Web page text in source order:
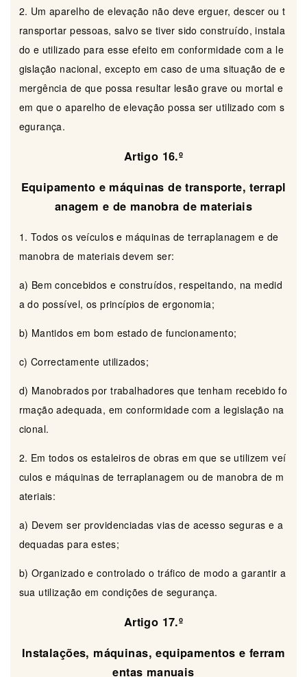
2. Um aparelho de elevação não deve erguer, descer ou t
ransportar pessoas, salvo se tiver sido construído, instala
do e utilizado para esse efeito em conformidade com a le
gislação nacional, excepto em caso de uma situação de e
mergência de que possa resultar lesão grave ou mortal e
em que o aparelho de elevação possa ser utilizado com s
egurança.
Artigo 16.º
Equipamento e máquinas de transporte, terrapl
anagem e de manobra de materiais
1. Todos os veículos e máquinas de terraplanagem e de
manobra de materiais devem ser:
a) Bem concebidos e construídos, respeitando, na medid
a do possível, os princípios de ergonomia;
b) Mantidos em bom estado de funcionamento;
c) Correctamente utilizados;
d) Manobrados por trabalhadores que tenham recebido fo
rmação adequada, em conformidade com a legislação na
cional.
2. Em todos os estaleiros de obras em que se utilizem veí
culos e máquinas de terraplanagem ou de manobra de m
ateriais:
a) Devem ser providenciadas vias de acesso seguras e a
dequadas para estes;
b) Organizado e controlado o tráfico de modo a garantir a
sua utilização em condições de segurança.
Artigo 17.º
Instalações, máquinas, equipamentos e ferram
entas manuais